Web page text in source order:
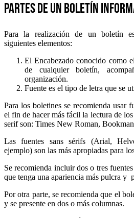
Partes de un boletín
Para la realización de un boletín
siguientes elementos:
El Encabezado conocido como
de cualquier boletín,
organización.
Fuente es el tipo de letra que se
Para los boletines se recomienda usar
el fin de hacer más fácil la lectura de
serif son: Times New Roman,
Las fuentes sans sérifs (Arial,
ejemplo) son las más apropiadas para
Se recomienda incluir dos o tres
que tenga una apariencia más pulcra y
Por otra parte, se recomienda que el
y se presente en dos o más columnas.